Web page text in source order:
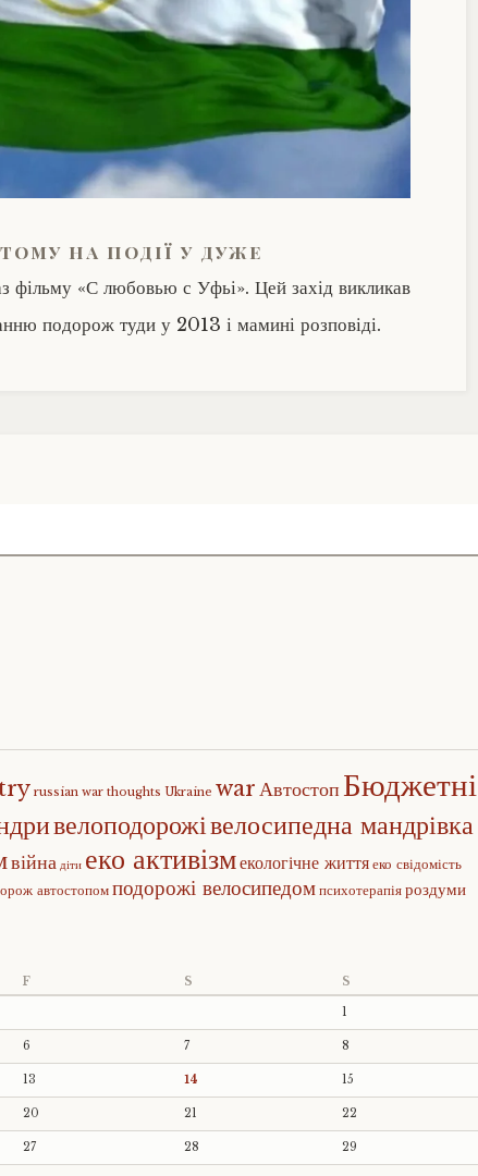
на події у дуже
фільму «С любовью с Уфьі». Цей захід викликав
подорож туди у 2013 і мамині розповіді.
russian war thoughts Ukraine warАвтостопБюджетні
велоподорожівелосипедна мандрівка
війна діти еко активізмекологічне життяеко свідомість
автостопомподорожі велосипедомпсихотерапіяроздуми
F S S
1
6 7 8
13 14 15
20 21 22
27 28 29